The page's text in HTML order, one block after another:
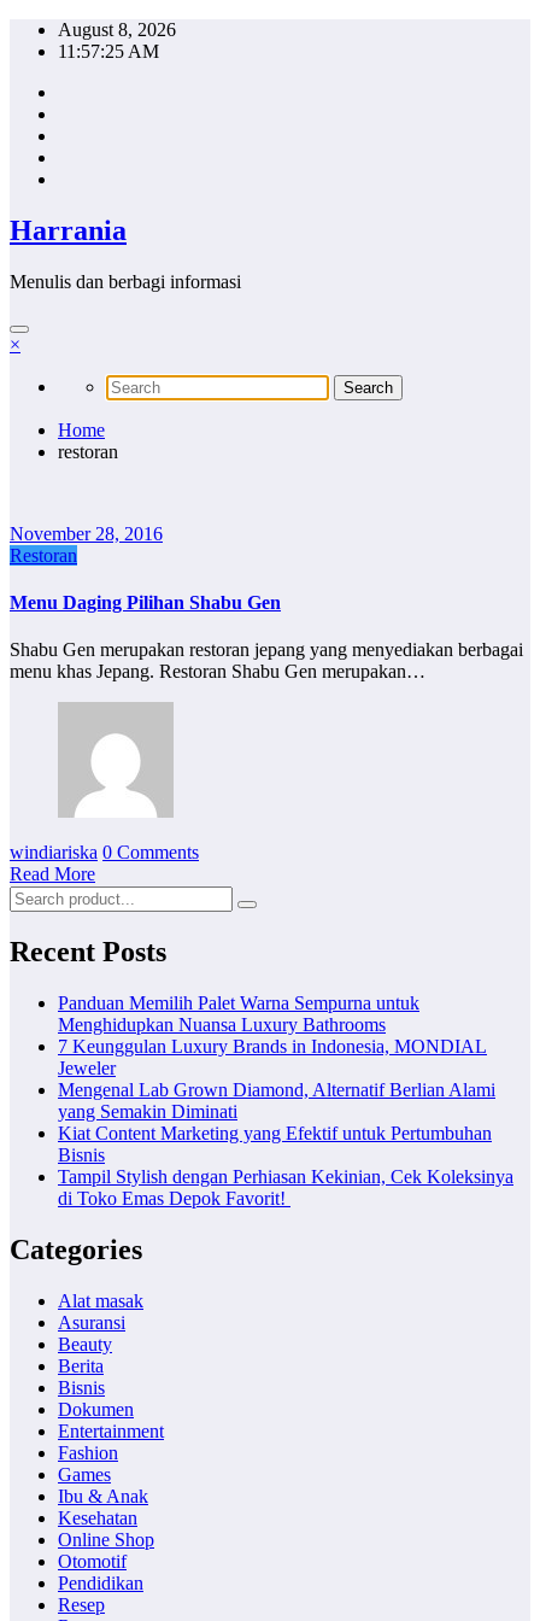
Skip
August 8, 2026
11:57:25 AM
Harrania
Menulis dan berbagi informasi
×
Home
restoran
November 28, 2016
Restoran
Menu Daging Pilihan Shabu Gen
Shabu Gen merupakan restoran jepang yang menyediakan berbagai
menu khas Jepang. Restoran Shabu Gen merupakan…
windiariska 0 Comments
Read More
Recent Posts
Panduan Memilih Palet Warna Sempurna untuk
Menghidupkan Nuansa Luxury Bathrooms
7 Keunggulan Luxury Brands in Indonesia, MONDIAL
Jeweler
Mengenal Lab Grown Diamond, Alternatif Berlian Alami
yang Semakin Diminati
Kiat Content Marketing yang Efektif untuk Pertumbuhan
Bisnis
Tampil Stylish dengan Perhiasan Kekinian, Cek Koleksinya
di Toko Emas Depok Favorit!
Categories
Alat masak
Asuransi
Beauty
Berita
Bisnis
Dokumen
Entertainment
Fashion
Games
Ibu & Anak
Kesehatan
Online Shop
Otomotif
Pendidikan
Resep